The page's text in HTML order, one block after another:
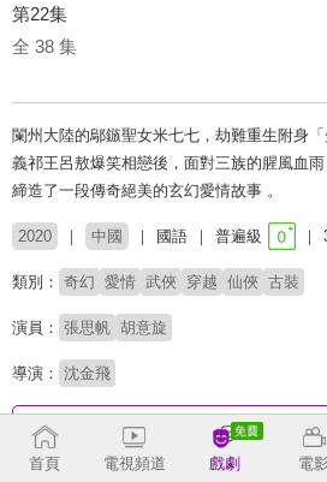
第22集
全 38 集
闌州大陸的鄔鏃聖女米七七，劫難重生附身
義祁王呂敖爆笑相戀後，面對三族的腥風血
締造了一段傳奇絕美的玄幻愛情故事 。
2020 中國 國語 普遍級
類別： 奇幻 愛情 武俠 穿越 仙俠 古裝
演員： 張思帆 胡意旋
導演： 沈金飛
收回
首頁
電視頻道 戲劇 電影